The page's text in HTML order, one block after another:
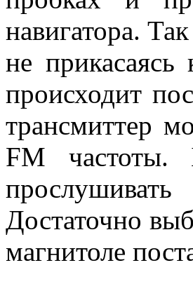
навигатора.
не
происходит
трансмиттер
FM частоты.
Достаточно
магнитоле